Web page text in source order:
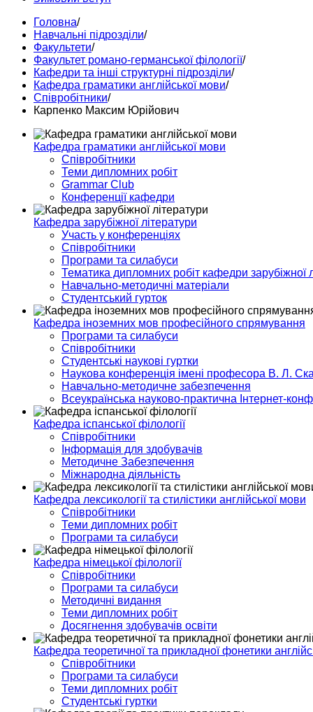
Головна/
Навчальні підрозділи/
Факультети/
Факультет романо-германської філології/
Кафедри та інші структурні підрозділи/
Кафедра граматики англійської мови/
Співробітники/
Карпенко Максим Юрійович
Кафедра граматики англійської мови
Співробітники
Теми дипломних робіт
Grammar Club
Конференції кафедри
Кафедра зарубіжної літератури
Участь у конференціях
Співробітники
Програми та силабуси
Тематика дипломних робіт кафедри зарубіжної
Навчально-методичні матеріали
Студентський гурток
Кафедра іноземних мов професійного спрямування
Програми та силабуси
Співробітники
Студентські наукові гуртки
Наукова конференція імені професора В. Л.
Навчально-методичне забезпечення
Всеукраїнська науково-практична Інтернет-
Кафедра іспанської філології
Співробітники
Інформація для здобувачів
Методичне Забезпечення
Міжнародна діяльність
Кафедра лексикології та стилістики англійської мови
Співробітники
Теми дипломних робіт
Програми та силабуси
Кафедра німецької філології
Співробітники
Програми та силабуси
Методичні видання
Теми дипломних робіт
Досягнення здобувачів освіти
Кафедра теоретичної та прикладної фонетики
Співробітники
Програми та силабуси
Теми дипломних робіт
Студентські гуртки